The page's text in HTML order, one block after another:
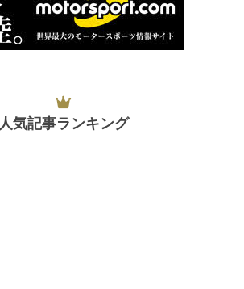
人気記事ランキング